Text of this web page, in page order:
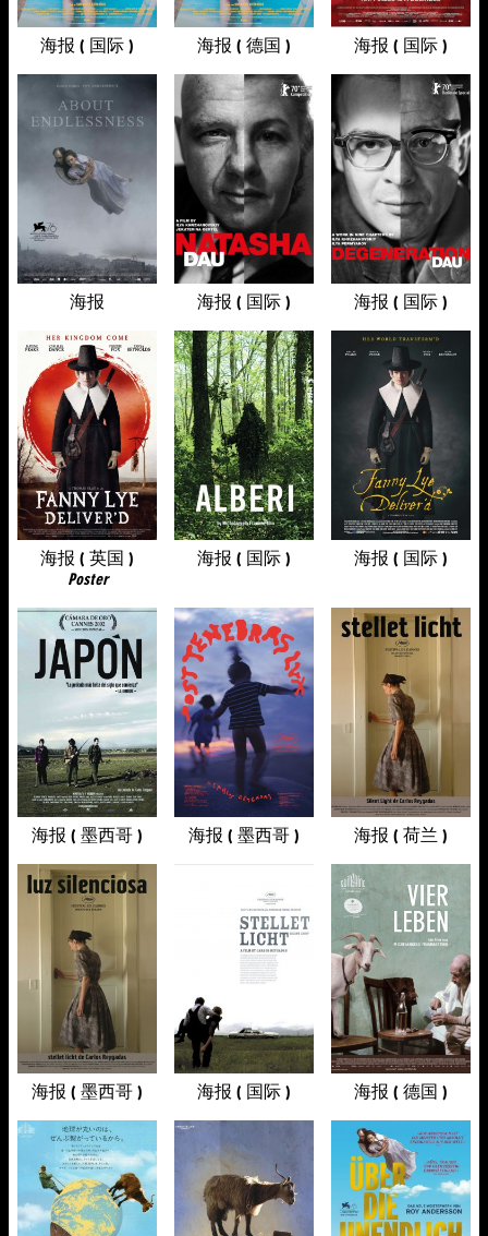
海报 ( 国际 ) 海报 ( 德国 ) 海报 ( 国际 )
海报 海报 ( 国际 ) 海报 ( 国际 )
海报 ( 英国 )
Poster
海报 ( 国际 ) 海报 ( 国际 )
海报 ( 墨西哥 ) 海报 ( 墨西哥 ) 海报 ( 荷兰 )
海报 ( 墨西哥 ) 海报 ( 国际 ) 海报 ( 德国 )